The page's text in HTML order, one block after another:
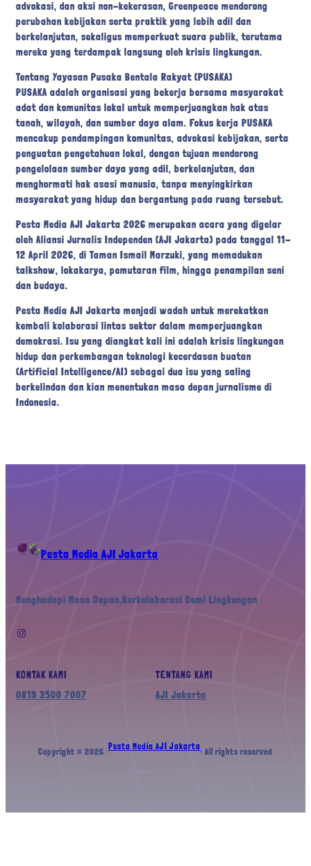
advokasi, dan aksi non-kekerasan, Greenpeace mendorong
perubahan kebijakan serta praktik yang lebih adil dan
berkelanjutan, sekaligus memperkuat suara publik, terutama
mereka yang terdampak langsung oleh krisis lingkungan.
Tentang Yayasan Pusaka Bentala Rakyat (PUSAKA)
PUSAKA adalah organisasi yang bekerja bersama masyarakat
adat dan komunitas lokal untuk memperjuangkan hak atas
tanah, wilayah, dan sumber daya alam. Fokus kerja PUSAKA
mencakup pendampingan komunitas, advokasi kebijakan, serta
penguatan pengetahuan lokal, dengan tujuan mendorong
pengelolaan sumber daya yang adil, berkelanjutan, dan
menghormati hak asasi manusia, tanpa menyingkirkan
masyarakat yang hidup dan bergantung pada ruang tersebut.
Pesta Media AJI Jakarta 2026 merupakan acara yang digelar
oleh Aliansi Jurnalis Independen (AJI Jakarta) pada tanggal 11-
12 April 2026, di Taman Ismail Marzuki, yang memadukan
talkshow, lokakarya, pemutaran film, hingga penampilan seni
dan budaya.
Pesta Media AJI Jakarta menjadi wadah untuk merekatkan
kembali kolaborasi lintas sektor dalam memperjuangkan
demokrasi. Isu yang diangkat kali ini adalah krisis lingkungan
hidup dan perkembangan teknologi kecerdasan buatan
(Artificial Intelligence/AI) sebagai dua isu yang saling
berkelindan dan kian menentukan masa depan jurnalisme di
Indonesia.
Pesta Media AJI Jakarta
Menghadapi Masa Depan,Berkolaborasi Demi Lingkungan
Instagram
KONTAK KAMI
0819 3500 7007
TENTANG KAMI
AJI Jakarta
Copyright © 2026 ·
Pesta Media AJI Jakarta
· All rights reserved